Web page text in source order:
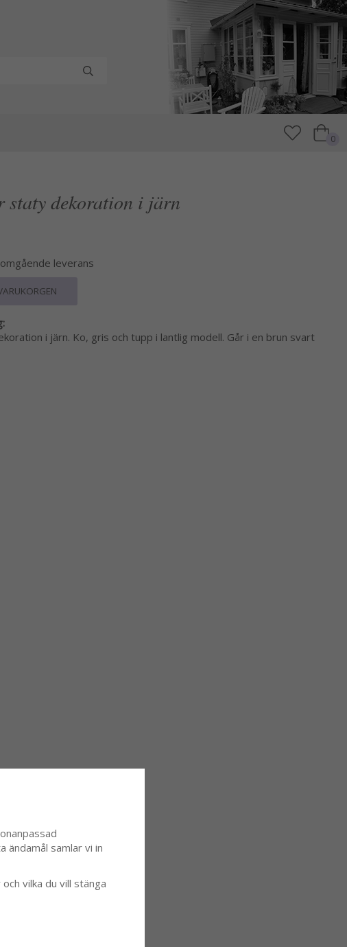
0
dekoration i järn
leverans
i järn. Ko, gris och tupp i lantlig modell. Går i en brun svart
ändamål samlar vi in
vilka du vill stänga